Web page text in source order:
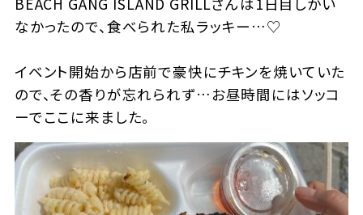
なかったので、食べられた私ラッキー…♡
イベント開始から店前で豪快にチキンを焼いていた
ので、その香りが忘れられず…お昼時間にはソッコ
ーでここに来ました。